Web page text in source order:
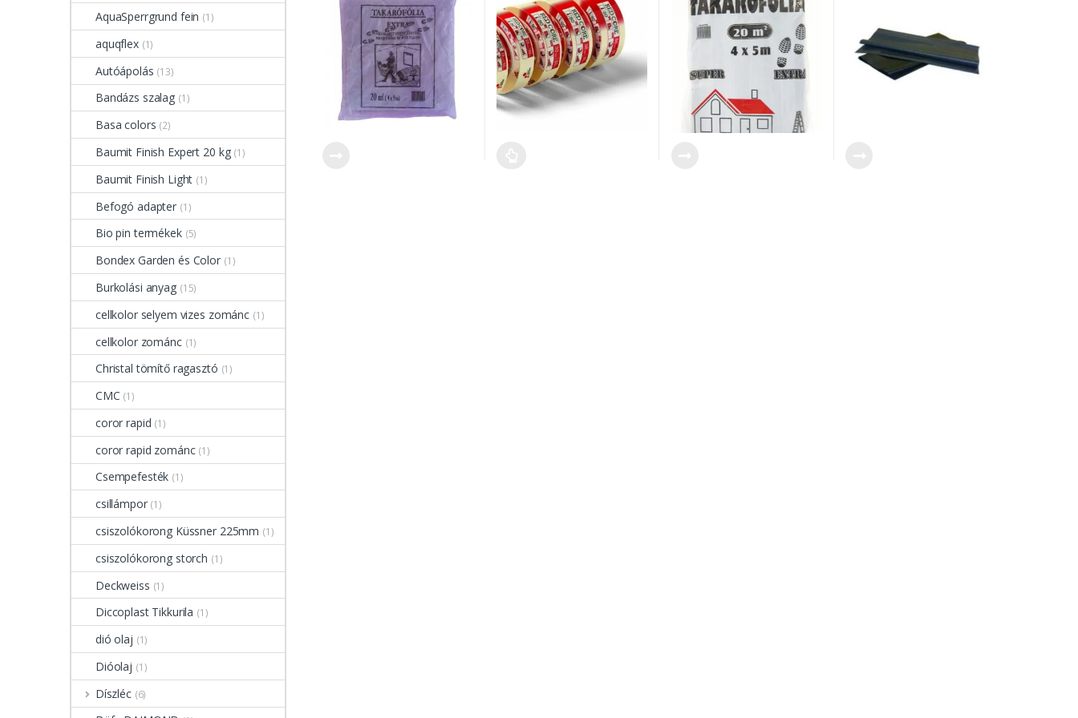
AquaSperrgrund fein (1)
aquqflex (1)
Autóápolás (13)
Bandázs szalag (1)
Basa colors (2)
Baumit Finish Expert 20 kg (1)
Baumit Finish Light (1)
Befogó adapter (1)
Bio pin termékek (5)
Bondex Garden és Color (1)
Burkolási anyag (15)
cellkolor selyem vizes zománc (1)
cellkolor zománc (1)
Christal tömítő ragasztó (1)
CMC (1)
coror rapid (1)
coror rapid zománc (1)
Csempefesték (1)
csillámpor (1)
csiszolókorong Küssner 225mm (1)
csiszolókorong storch (1)
Deckweiss (1)
Diccoplast Tikkurila (1)
dió olaj (1)
Dióolaj (1)
Díszléc (6)